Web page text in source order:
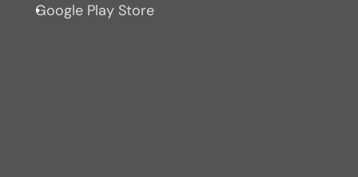
Google Play Store